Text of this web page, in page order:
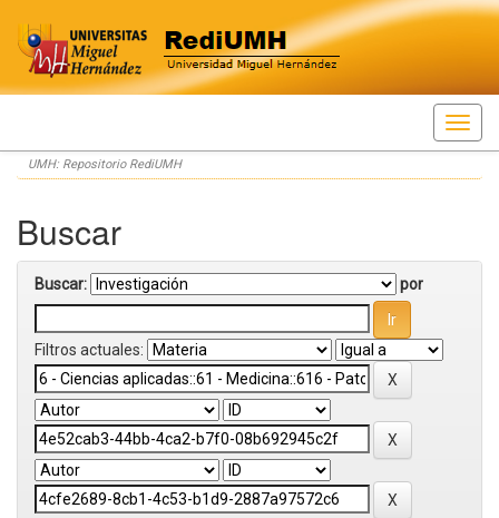
Skip
navigation
UMH: Repositorio RediUMH
Buscar
Buscar: por
Filtros actuales: